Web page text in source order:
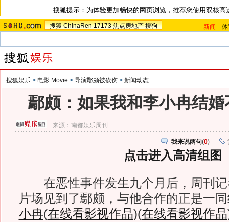
搜狐提示：为体验更加畅快的网页浏览，推荐您使用双核高
搜狐 ChinaRen 17173 焦点房地产 搜狗 新闻 -
搜狐娱乐 > 电影 Movie > 导演鄢颇被砍伤 > 新闻动态
鄢颇：如果我和李小冉结
来源：南都娱乐周刊
我来说两句(0)
点击进入高清组图
在恶性事件发生九个月后，周刊记
片场见到了鄢颇，与他合作的正是一
小冉(在线看影视作品)(在线看影视作品